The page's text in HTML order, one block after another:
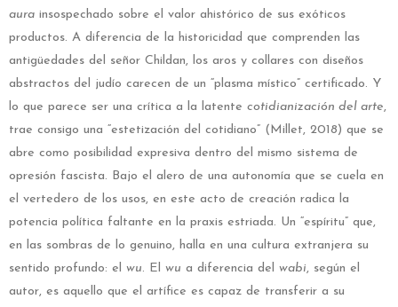
aura insospechado sobre el valor ahistórico de sus exóticos
productos. A diferencia de la historicidad que comprenden las
antigüedades del señor Childan, los aros y collares con diseños
abstractos del judío carecen de un “plasma místico” certificado. Y
lo que parece ser una crítica a la latente cotidianización del arte,
trae consigo una “estetización del cotidiano” (Millet, 2018) que se
abre como posibilidad expresiva dentro del mismo sistema de
opresión fascista. Bajo el alero de una autonomía que se cuela en
el vertedero de los usos, en este acto de creación radica la
potencia política faltante en la praxis estriada. Un “espíritu” que,
en las sombras de lo genuino, halla en una cultura extranjera su
sentido profundo: el wu. El wu a diferencia del wabi, según el
autor, es aquello que el artífice es capaz de transferir a su